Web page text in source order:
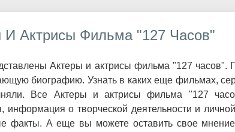
И Актрисы Фильма "127 Часов"
Актеры и актрисы фильма "127 часов".
биографию. Узнать в каких еще фильмах,
Все Актеры и актрисы фильма "127
информация о творческой деятельности и
факты. А еще вы можете оставить свое